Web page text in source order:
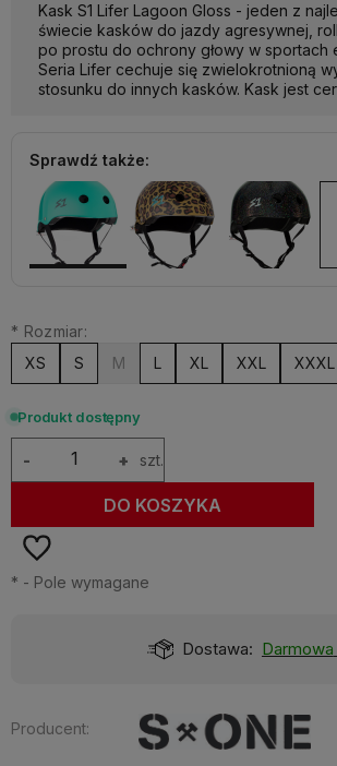
Kask S1 Lifer Lagoon Gloss - jeden z
świecie kasków do jazdy agresywnej,
po prostu do ochrony głowy w sportach
Seria Lifer cechuje się zwielokrotnioną
stosunku do innych kasków. Kask jest
Sprawdź także:
* Rozmiar:
XS
S M L XL XXL XXXL
Produkt dostępny
+
- szt.
DO KOSZYKA
* - Pole wymagane
Dostawa: Darmowa
Producent: